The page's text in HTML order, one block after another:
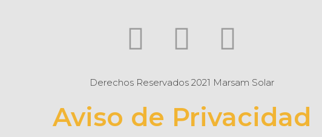
Derechos Reservados 2021 Marsam Solar
Aviso de Privacidad